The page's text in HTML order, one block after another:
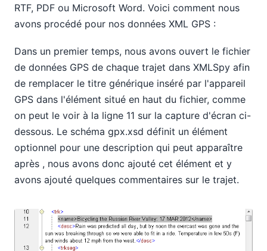
RTF, PDF ou Microsoft Word. Voici comment nous
avons procédé pour nos données XML GPS :
Dans un premier temps, nous avons ouvert le fichier
de données GPS de chaque trajet dans XMLSpy afin
de remplacer le titre générique inséré par l'appareil
GPS dans l'élément situé en haut du fichier, comme
on peut le voir à la ligne 11 sur la capture d'écran ci-
dessous. Le schéma gpx.xsd définit un élément
optionnel pour une description qui peut apparaître
après , nous avons donc ajouté cet élément et y
avons ajouté quelques commentaires sur le trajet.